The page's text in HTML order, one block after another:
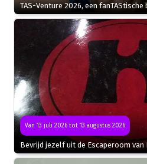
TAS-Venture 2026, een
Van 13 juli 2026 tot 13 augustus 2026
Bevrijd jezelf uit de Escaperoom